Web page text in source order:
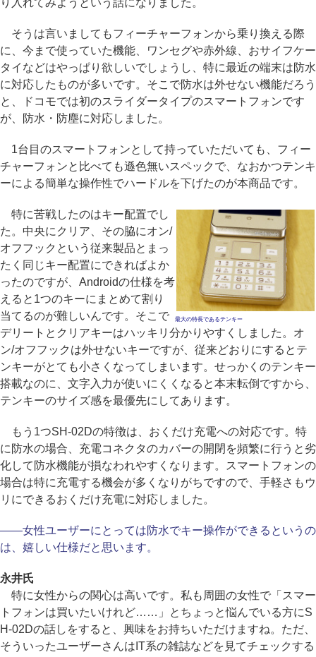
り入れてみようという話になりました。
そうは言いましてもフィーチャーフォンから乗り換える際
に、今まで使っていた機能、ワンセグや赤外線、おサイフケー
タイなどはやっぱり欲しいでしょうし、特に最近の端末は防水
に対応したものが多いです。そこで防水は外せない機能だろう
と、ドコモでは初のスライダータイプのスマートフォンです
が、防水・防塵に対応しました。
1台目のスマートフォンとして持っていただいても、フィー
チャーフォンと比べても遜色無いスペックで、なおかつテンキ
ーによる簡単な操作性でハードルを下げたのが本商品です。
最大の特長であるテンキー
特に苦戦したのはキー配置でし
た。中央にクリア、その脇にオン/
オフフックという従来製品とまっ
たく同じキー配置にできればよか
ったのですが、Androidの仕様を考
えると1つのキーにまとめて割り
当てるのが難しいんです。そこで
デリートとクリアキーはハッキリ分かりやすくしました。オ
ン/オフフックは外せないキーですが、従来どおりにするとテ
ンキーがとても小さくなってしまいます。せっかくのテンキー
搭載なのに、文字入力が使いにくくなると本末転倒ですから、
テンキーのサイズ感を最優先にしてあります。
もう1つSH-02Dの特徴は、おくだけ充電への対応です。特
に防水の場合、充電コネクタのカバーの開閉を頻繁に行うと劣
化して防水機能が損なわれやすくなります。スマートフォンの
場合は特に充電する機会が多くなりがちですので、手軽さもウ
リにできるおくだけ充電に対応しました。
――女性ユーザーにとっては防水でキー操作ができるというの
は、嬉しい仕様だと思います。
永井氏
特に女性からの関心は高いです。私も周囲の女性で「スマー
トフォンは買いたいけれど……」とちょっと悩んでいる方にS
H-02Dの話しをすると、興味をお持ちいただけますね。ただ、
そういったユーザーさんはIT系の雑誌などを見てチェックする